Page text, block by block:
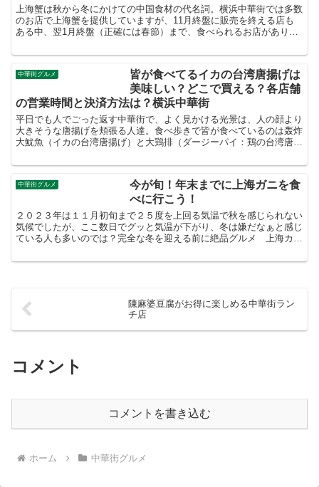
上海蟹は秋から冬にかけての中国食材の代名詞。横浜中華街では多数
のお店で上海蟹を提供していますが、11月終盤に販売を終える店も
ある中、翌1月終盤（正確には春節）まで、食べられるお店がありま
中華街グルメ
皆が食べてるイカの台湾唐揚げは
美味しい？どこで買える？各店舗
の営業時間と決済方法は？横浜中華街
平日でも人でごった返す中華街で、よく見かける光景は、人の顔より
大きそうな唐揚げを頬張る人達。食べ歩きで皆が食べているのは轰炸
大魷魚（イカの台湾唐揚げ）と大鶏排（ダージーパイ：鶏の台湾唐揚
中華街グルメ
今が旬！年末までに上海ガニを食
べに行こう！
２０２３年は１１月初旬まで２５度を上回る気温で秋を感じられない
気候でしたが、ここ数日でグッと気温が下がり、冬は嫌だなぁと感じ
ている人も多いのでは？完全な冬を迎える前に絶品グルメ 上海カ
陳麻婆豆腐がお得に楽しめる中華街ラン
チ店
コメント
コメントを書き込む
ホーム 中華街グルメ